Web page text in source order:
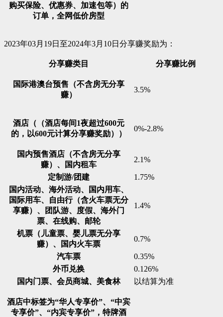
购买保险、优惠券、加速包等）的
订单，全网低价房型
2023年03月19日至2024年3月10日分享赚奖励为：
分享赚类目 分享赚比例
国际港澳台预售（不含房无分享
赚）
3.5%
酒店（（酒店每间1夜超过600元
的，以600元计算分享赚奖励））
0%-2.8%
国内预售酒店（不含房无分享
赚）、国内租车
2.1%
定制游/团建
1.75%
国内活动、海外活动、国内用车、
国际用车、自由行（含火车票无分
享赚）、团队游、度假、海外门
票、在线购、邮轮
1.4%
机票（儿童票、婴儿票无分享
赚）、国内火车票
0.7%
汽车票
0.35%
外币兑换
0.126%
国内门票、会员商城、美食林
以结算为准
酒店中标签为“华人专享价”、“中宾
专享价”、“内宾专享价”，特牌酒